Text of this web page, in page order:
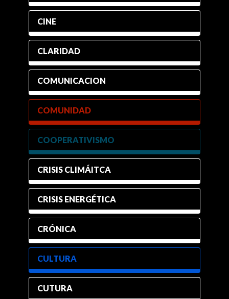
CINE
CLARIDAD
COMUNICACION
COMUNIDAD
COOPERATIVISMO
CRISIS CLIMÁITCA
CRISIS ENERGÉTICA
CRÓNICA
CULTURA
CUTURA